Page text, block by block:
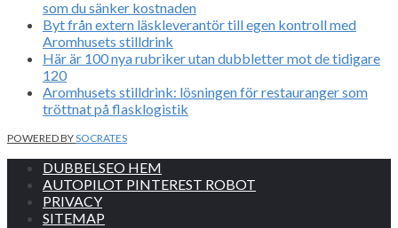
som du sänker kostnaden
Byt från extern läskleverantör till egen kontroll med
Aromhusets stilldrink
Här är 100 nya rubriker utan dubbletter mot de tidigare
120
Aromhusets stilldrink: lösningen för restauranger som
tröttnat på flasklogistik
POWERED BYSOCRATES
DUBBELSEO HEM
AUTOPILOT PINTEREST ROBOT
PRIVACY
SITEMAP